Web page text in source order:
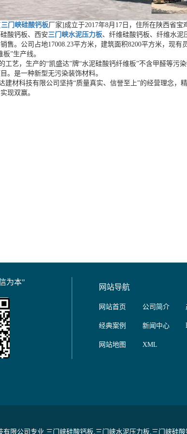
三门峡硅酸钙板厂家]成立于2017年8月17日，住所在陕西省
酸钙板、西安三门峡水泥压力板、纤维硅酸钙板、纤维水泥
售。公司占地17008.23平方米，建筑面积8200平方米，现有
”生产线。
艺，生产的“凯盛达”牌“水泥硅酸钙纤维板”不含甲醛等污
。是一种新型无污染装饰材料。
建材科技有限公司坚持“质量真实、信誉至上”的经营理念，
现双赢。
为本"
网站导航
网站首页 公司简介
经典案例 新闻中心
网站地图 XML
限公司专业 三门峡硅酸钙板,三门峡水泥压力板,三门峡硅